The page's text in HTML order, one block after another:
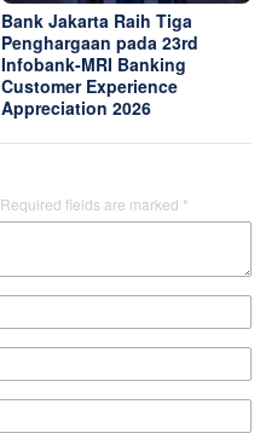
Bank Jakarta Raih Tiga
Penghargaan pada 23rd
Infobank-MRI Banking
Customer Experience
Appreciation 2026
Required fields are marked *